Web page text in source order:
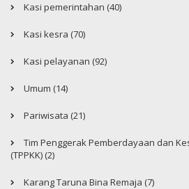
Kasi pemerintahan (40)
Kasi kesra (70)
Kasi pelayanan (92)
Umum (14)
Pariwisata (21)
Tim Penggerak Pemberdayaan dan
(TPPKK) (2)
Karang Taruna Bina Remaja (7)